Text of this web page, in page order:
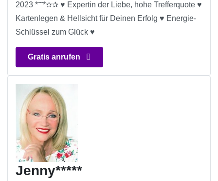
2023 *˜˜*✫✰ ♥ Expertin der Liebe, hohe Trefferquote ♥
Kartenlegen & Hellsicht für Deinen Erfolg ♥ Energie-
Schlüssel zum Glück ♥
Gratis anrufen
Jenny*****